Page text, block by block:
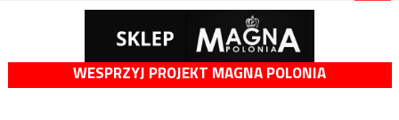
WESPRZYJ PROJEKT MAGNA POLONIA